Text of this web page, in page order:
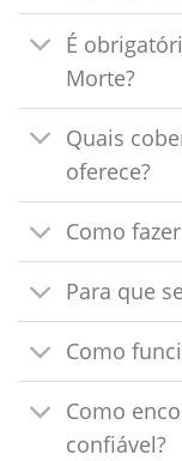
É
Morte?
Quais
oferece?
Como
Para que
Como
Como
confiável?